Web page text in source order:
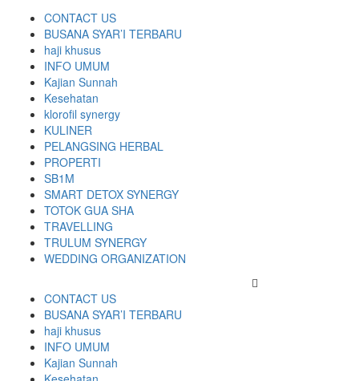
CONTACT US
BUSANA SYAR’I TERBARU
haji khusus
INFO UMUM
Kajian Sunnah
Kesehatan
klorofil synergy
KULINER
PELANGSING HERBAL
PROPERTI
SB1M
SMART DETOX SYNERGY
TOTOK GUA SHA
TRAVELLING
TRULUM SYNERGY
WEDDING ORGANIZATION
CONTACT US
BUSANA SYAR’I TERBARU
haji khusus
INFO UMUM
Kajian Sunnah